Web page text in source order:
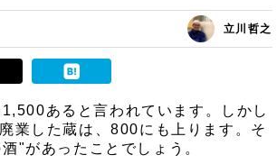
立川哲之
あると言われています。しかし
業した蔵は、800にも上ります。そ
"があったことでしょう。